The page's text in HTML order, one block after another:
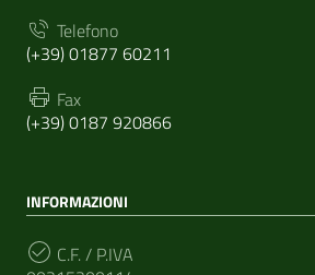
Telefono
(+39) 01877 60211
Fax
(+39) 0187 920866
INFORMAZIONI
C.F. / P.IVA